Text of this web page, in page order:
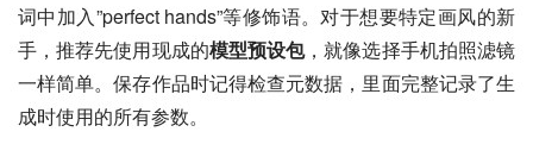
词中加入”perfect hands”等修饰语。对于想要特定画风的新
手，推荐先使用现成的模型预设包，就像选择手机拍照滤镜
一样简单。保存作品时记得检查元数据，里面完整记录了生
成时使用的所有参数。